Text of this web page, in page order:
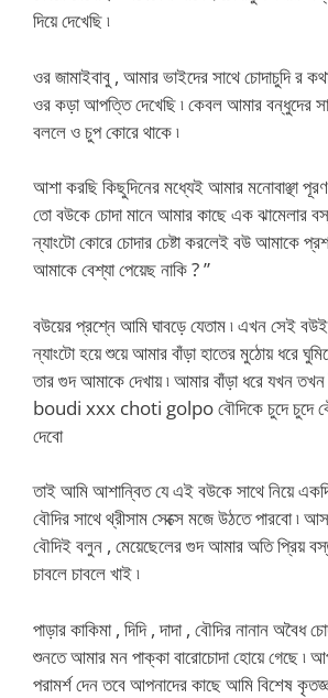
দিয়ে দেখেছি ৷
ওর জামাইবাবু , আমার ভাইদের সাথে চোদাচুদি র
ওর কড়া আপত্তি দেখেছি ৷ কেবল আমার বন্ধুদের
বললে ও চুপ কোরে থাকে ৷
আশা করছি কিছুদিনের মধ্যেই আমার মনোবাঞ্ছা
তো বউকে চোদা মানে আমার কাছে এক ঝামেলার
ন্যাংটো কোরে চোদার চেষ্টা করলেই বউ আমাকে
আমাকে বেশ্যা পেয়েছ নাকি ? ”
বউয়ের প্রশ্নে আমি ঘাবড়ে যেতাম ৷ এখন সেই বউই
ন্যাংটো হয়ে শুয়ে আমার বাঁড়া হাতের মুঠোয় ধরে
তার গুদ আমাকে দেখায় ৷ আমার বাঁড়া ধরে যখন তখন
boudi xxx choti golpo বৌদিকে চুদে চুদে
দেবো
তাই আমি আশান্বিত যে এই বউকে সাথে নিয়ে
বৌদির সাথে থ্রীসাম সেক্সে মজে উঠতে পারবো
বৌদিই বলুন , মেয়েছেলের গুদ আমার অতি প্রিয়
চাবলে চাবলে খাই ৷
পাড়ার কাকিমা , দিদি , দাদা , বৌদির নানান অবৈধ
শুনতে আমার মন পাক্কা বারোচোদা হোয়ে গেছে ৷
পরামর্শ দেন তবে আপনাদের কাছে আমি বিশেষ